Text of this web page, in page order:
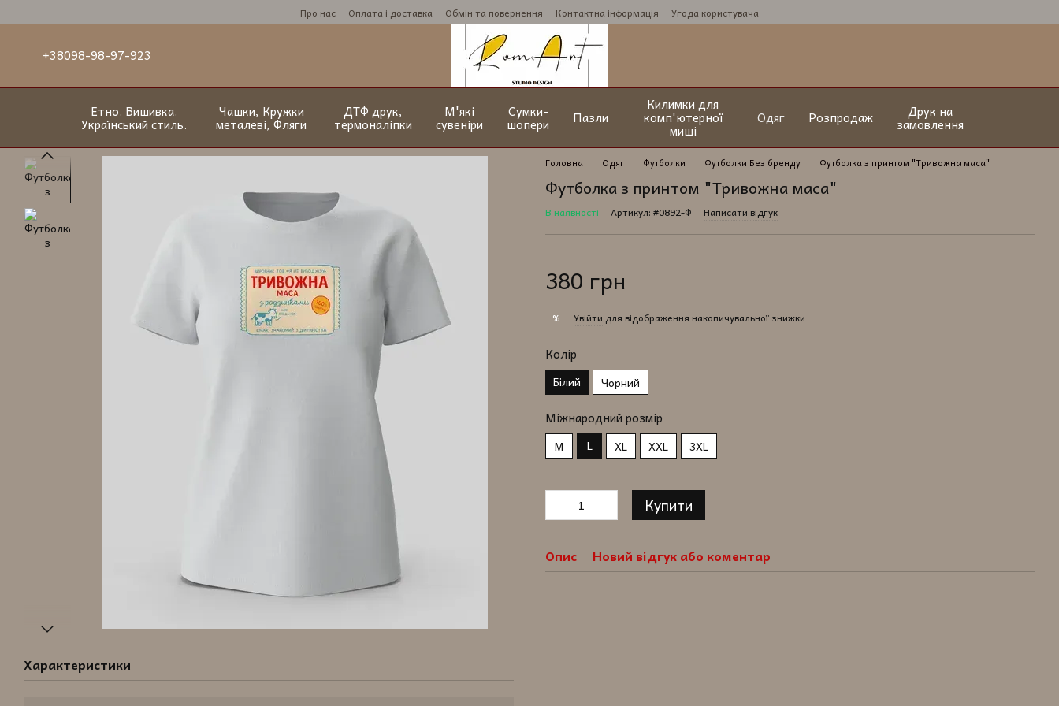
Про нас Оплата і доставка Обмін та повернення Контактна інформація Угода користувача
+38098-98-97-923
Етно. Вишивка.
Український стиль.
Чашки, Кружки
металеві, Фляги
ДТФ друк,
термоналіпки
М'які
сувеніри
Сумки-
шопери Пазли
Килимки для
комп'ютерної
миші
Одяг Розпродаж Друк на
замовлення
Характеристики
Головна Одяг Футболки Футболки Без бренду Футболка з принтом "Тривожна маса"
Футболка з принтом "Тривожна маса"
В наявності Артикул: #0892-Ф Написати відгук
380 грн
% Увійти для відображення накопичувальної знижки
Колір
Білий Чорний
Міжнародний розмір
M L XL XXL 3XL
Купити
Опис Новий відгук або коментар